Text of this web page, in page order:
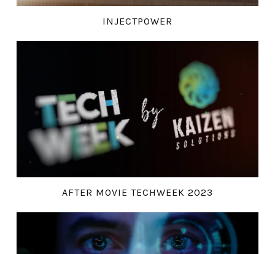
INJECTPOWER
AFTER MOVIE TECHWEEK 2023